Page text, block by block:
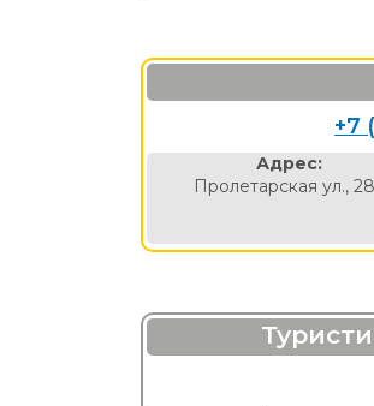
+7
Адрес:
Пролетарская ул.,